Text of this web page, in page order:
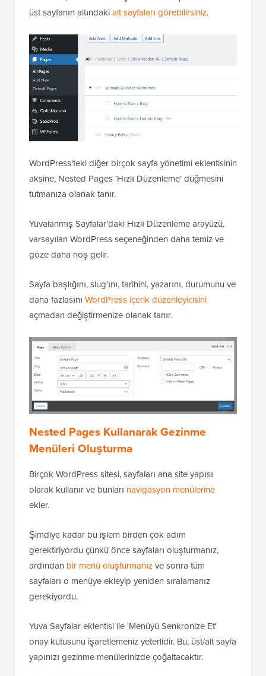
üst sayfanın altındakialt sayfaları görebilirsiniz.
WordPress'teki diğer birçok sayfa yönetimi eklentisinin
aksine, Nested Pages ‘Hızlı Düzenleme’ düğmesini
tutmanıza olanak tanır.
Yuvalanmış Sayfalar'daki Hızlı Düzenleme arayüzü,
varsayılan WordPress seçeneğinden daha temiz ve
göze daha hoş gelir.
Sayfa başlığını, slug'ını, tarihini, yazarını, durumunu ve
daha fazlasını WordPress içerik düzenleyicisini
açmadan değiştirmenize olanak tanır.
Nested Pages Kullanarak Gezinme
Menüleri Oluşturma
Birçok WordPress sitesi, sayfaları ana site yapısı
olarak kullanır ve bunları navigasyon menülerine
ekler.
Şimdiye kadar bu işlem birden çok adım
gerektiriyordu çünkü önce sayfaları oluşturmanız,
ardından bir menü oluşturmanızve sonra tüm
sayfaları o menüye ekleyip yeniden sıralamanız
gerekiyordu.
Yuva Sayfalar eklentisi ile 'Menüyü Senkronize Et'
onay kutusunu işaretlemeniz yeterlidir. Bu, üst/alt sayfa
yapınızı gezinme menülerinizde çoğaltacaktır.